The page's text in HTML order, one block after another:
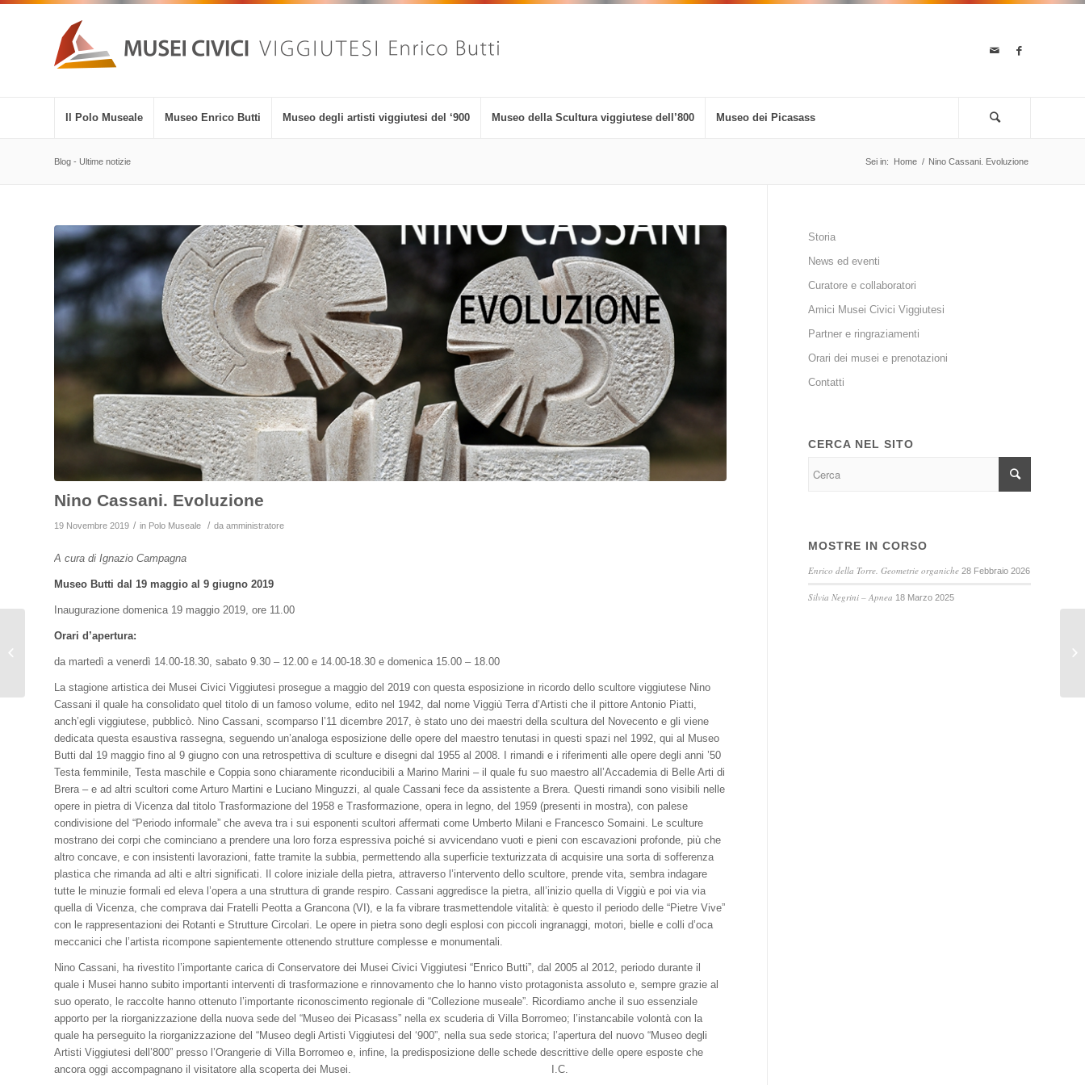
Il Polo Museale Museo Enrico Butti Museo degli artisti viggiutesi del ‘900 Museo della Scultura viggiutese dell’800 Museo dei Picasass
Blog - Ultime notizie Sei in: Home / Nino Cassani. Evoluzione
Nino Cassani. Evoluzione
19 Novembre 2019 / in Polo Museale / da amministratore
A cura di Ignazio Campagna
Museo Butti dal 19 maggio al 9 giugno 2019
Inaugurazione domenica 19 maggio 2019, ore 11.00
Orari d’apertura:
da martedì a venerdì 14.00-18.30, sabato 9.30 – 12.00 e 14.00-18.30 e domenica 15.00 – 18.00
La stagione artistica dei Musei Civici Viggiutesi prosegue a maggio del 2019 con questa esposizione in ricordo dello scultore viggiutese Nino
Cassani il quale ha consolidato quel titolo di un famoso volume, edito nel 1942, dal nome Viggiù Terra d’Artisti che il pittore Antonio Piatti,
anch’egli viggiutese, pubblicò. Nino Cassani, scomparso l’11 dicembre 2017, è stato uno dei maestri della scultura del Novecento e gli viene
dedicata questa esaustiva rassegna, seguendo un’analoga esposizione delle opere del maestro tenutasi in questi spazi nel 1992, qui al Museo
Butti dal 19 maggio fino al 9 giugno con una retrospettiva di sculture e disegni dal 1955 al 2008. I rimandi e i riferimenti alle opere degli anni ’50
Testa femminile, Testa maschile e Coppia sono chiaramente riconducibili a Marino Marini – il quale fu suo maestro all’Accademia di Belle Arti di
Brera – e ad altri scultori come Arturo Martini e Luciano Minguzzi, al quale Cassani fece da assistente a Brera. Questi rimandi sono visibili nelle
opere in pietra di Vicenza dal titolo Trasformazione del 1958 e Trasformazione, opera in legno, del 1959 (presenti in mostra), con palese
condivisione del “Periodo informale” che aveva tra i sui esponenti scultori affermati come Umberto Milani e Francesco Somaini. Le sculture
mostrano dei corpi che cominciano a prendere una loro forza espressiva poiché si avvicendano vuoti e pieni con escavazioni profonde, più che
altro concave, e con insistenti lavorazioni, fatte tramite la subbia, permettendo alla superficie texturizzata di acquisire una sorta di sofferenza
plastica che rimanda ad alti e altri significati. Il colore iniziale della pietra, attraverso l’intervento dello scultore, prende vita, sembra indagare
tutte le minuzie formali ed eleva l’opera a una struttura di grande respiro. Cassani aggredisce la pietra, all’inizio quella di Viggiù e poi via via
quella di Vicenza, che comprava dai Fratelli Peotta a Grancona (VI), e la fa vibrare trasmettendole vitalità: è questo il periodo delle “Pietre Vive”
con le rappresentazioni dei Rotanti e Strutture Circolari. Le opere in pietra sono degli esplosi con piccoli ingranaggi, motori, bielle e colli d’oca
meccanici che l’artista ricompone sapientemente ottenendo strutture complesse e monumentali.
Nino Cassani, ha rivestito l’importante carica di Conservatore dei Musei Civici Viggiutesi “Enrico Butti”, dal 2005 al 2012, periodo durante il
quale i Musei hanno subito importanti interventi di trasformazione e rinnovamento che lo hanno visto protagonista assoluto e, sempre grazie al
suo operato, le raccolte hanno ottenuto l’importante riconoscimento regionale di “Collezione museale”. Ricordiamo anche il suo essenziale
apporto per la riorganizzazione della nuova sede del “Museo dei Picasass” nella ex scuderia di Villa Borromeo; l’instancabile volontà con la
quale ha perseguito la riorganizzazione del “Museo degli Artisti Viggiutesi del ‘900”, nella sua sede storica; l’apertura del nuovo “Museo degli
Artisti Viggiutesi dell’800” presso l’Orangerie di Villa Borromeo e, infine, la predisposizione delle schede descrittive delle opere esposte che
ancora oggi accompagnano il visitatore alla scoperta dei Musei. I.C.
Storia
News ed eventi
Curatore e collaboratori
Amici Musei Civici Viggiutesi
Partner e ringraziamenti
Orari dei musei e prenotazioni
Contatti
CERCA NEL SITO
MOSTRE IN CORSO
Enrico della Torre. Geometrie organiche 28 Febbraio 2026
Silvia Negrini – Apnea 18 Marzo 2025
MISIA DE ANGELIS: